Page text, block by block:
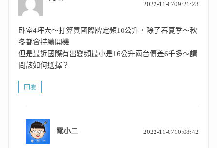
2022-11-0709:21:23
卧室4坪大～打算買國際牌定頻10公升，除了春夏季～秋
冬都會持續開機
但是最近國際有出變頻最小是16公升兩台價差6千多～請
問該如何選擇？
回覆
電小二 2022-11-0710:08:42